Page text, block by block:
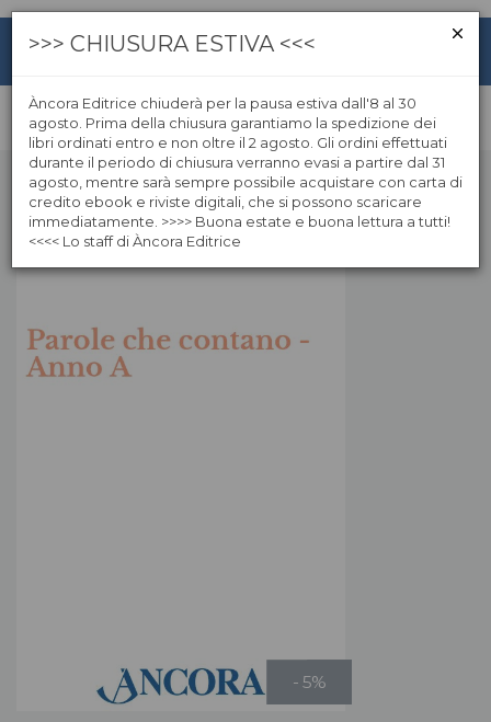
- 5%
>>> CHIUSURA ESTIVA <<<
Àncora Editrice chiuderà per la pausa estiva dall'8 al 30
agosto. Prima della chiusura garantiamo la spedizione dei
libri ordinati entro e non oltre il 2 agosto. Gli ordini effettuati
durante il periodo di chiusura verranno evasi a partire dal 31
agosto, mentre sarà sempre possibile acquistare con carta di
credito ebook e riviste digitali, che si possono scaricare
immediatamente. >>>> Buona estate e buona lettura a tutti!
<<<< Lo staff di Àncora Editrice